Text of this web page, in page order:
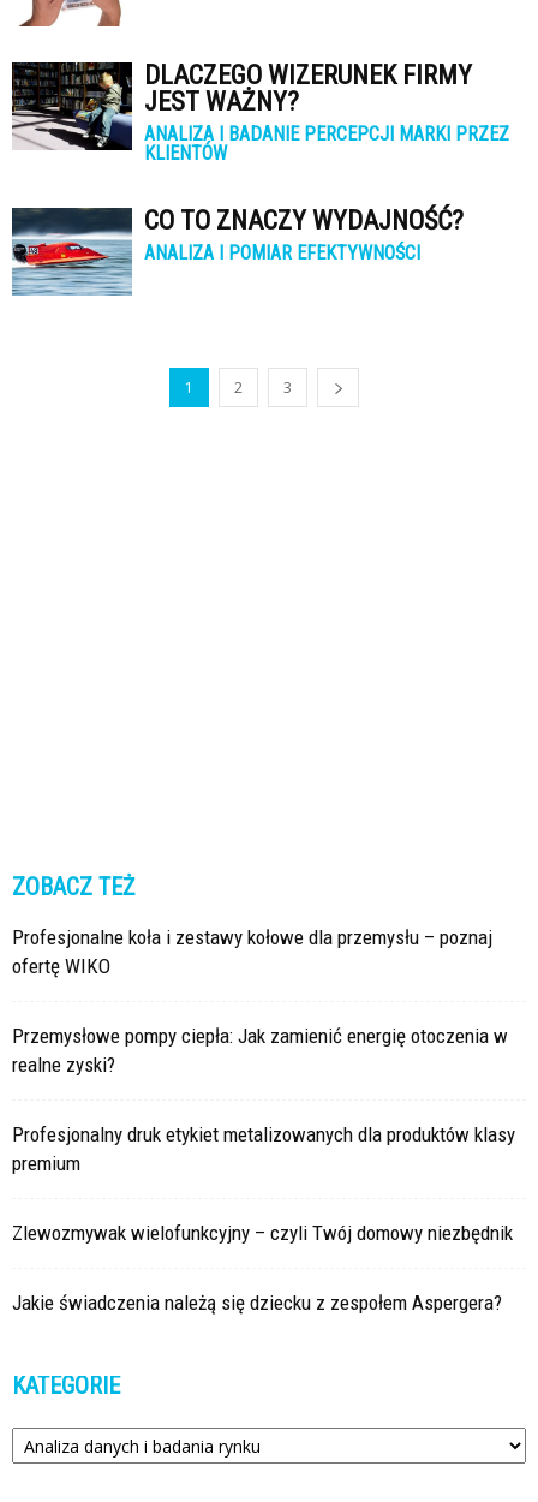
DLACZEGO WIZERUNEK FIRMY
JEST WAŻNY?
ANALIZA I BADANIE PERCEPCJI MARKI PRZEZ
KLIENTÓW
CO TO ZNACZY WYDAJNOŚĆ?
ANALIZA I POMIAR EFEKTYWNOŚCI
1 2 3
ZOBACZ TEŻ
Profesjonalne koła i zestawy kołowe dla przemysłu – poznaj
ofertę WIKO
Przemysłowe pompy ciepła: Jak zamienić energię otoczenia w
realne zyski?
Profesjonalny druk etykiet metalizowanych dla produktów klasy
premium
Zlewozmywak wielofunkcyjny – czyli Twój domowy niezbędnik
Jakie świadczenia należą się dziecku z zespołem Aspergera?
KATEGORIE
Kategorie